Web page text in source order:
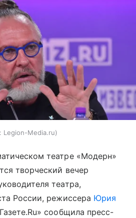
Legion-Media.ru
театре «Модерн»
творческий вечер
театра,
России, режиссера Юрия
сообщила пресс-